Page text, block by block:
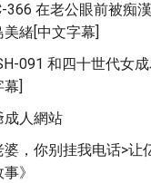
366 在老公眼前被痴
美緒[中文字幕]
091 和四十世代女
幕]
成人網站
婆，你别挂我电话>
》